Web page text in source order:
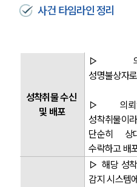
사건 타임라인 정리
성착취물 수신
및 배포
▷ 의뢰
성명불상자
▷ 의뢰
성착취물이
단순히 상
수락하고 배
▷ 해당 성
감지 시스템